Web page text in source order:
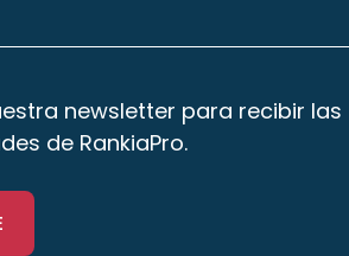
newsletter para recibir las
de RankiaPro.